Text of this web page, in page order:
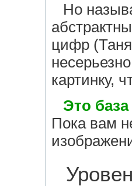
Но
цифр
картинку,
Это
Пока вам